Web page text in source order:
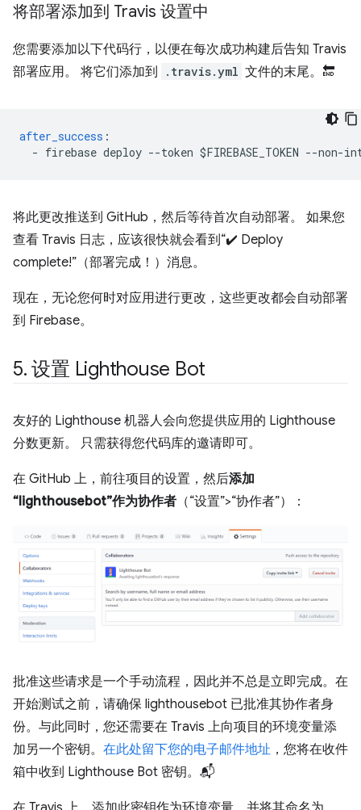
将部署添加到 Travis 设置中
您需要添加以下代码行，以便在每次成功构建后告知 Travis
部署应用。 将它们添加到
.travis.yml 文件的末尾。🔚
after_success :
- firebase deploy --token $FIREBASE_TOKEN --non-
将此更改推送到 GitHub，然后等待首次自动部署。 如果您
查看 Travis 日志，应该很快就会看到“✔️ Deploy
complete!”（部署完成！）消息。
现在，无论您何时对应用进行更改，这些更改都会自动部署
到 Firebase。
5. 设置 Lighthouse Bot
友好的 Lighthouse 机器人会向您提供应用的 Lighthouse
分数更新。 只需获得您代码库的邀请即可。
在 GitHub 上，前往项目的设置，然后添加
“lighthousebot”作为协作者 （“设置”>“协作者”）：
批准这些请求是一个手动流程，因此并不总是立即完成。在
开始测试之前，请确保 lighthousebot 已批准其协作者身
份。与此同时，您还需要在 Travis 上向项目的环境变量添
加另一个密钥。 在此处留下您的电子邮件地址 ，您将在收件
箱中收到 Lighthouse Bot 密钥。📬